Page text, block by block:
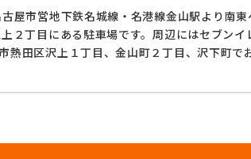
屋市営地下鉄名城線・名港線金山駅より南
２丁目にある駐車場です。周辺にはセブン
熱田区沢上１丁目、金山町２丁目、沢下町